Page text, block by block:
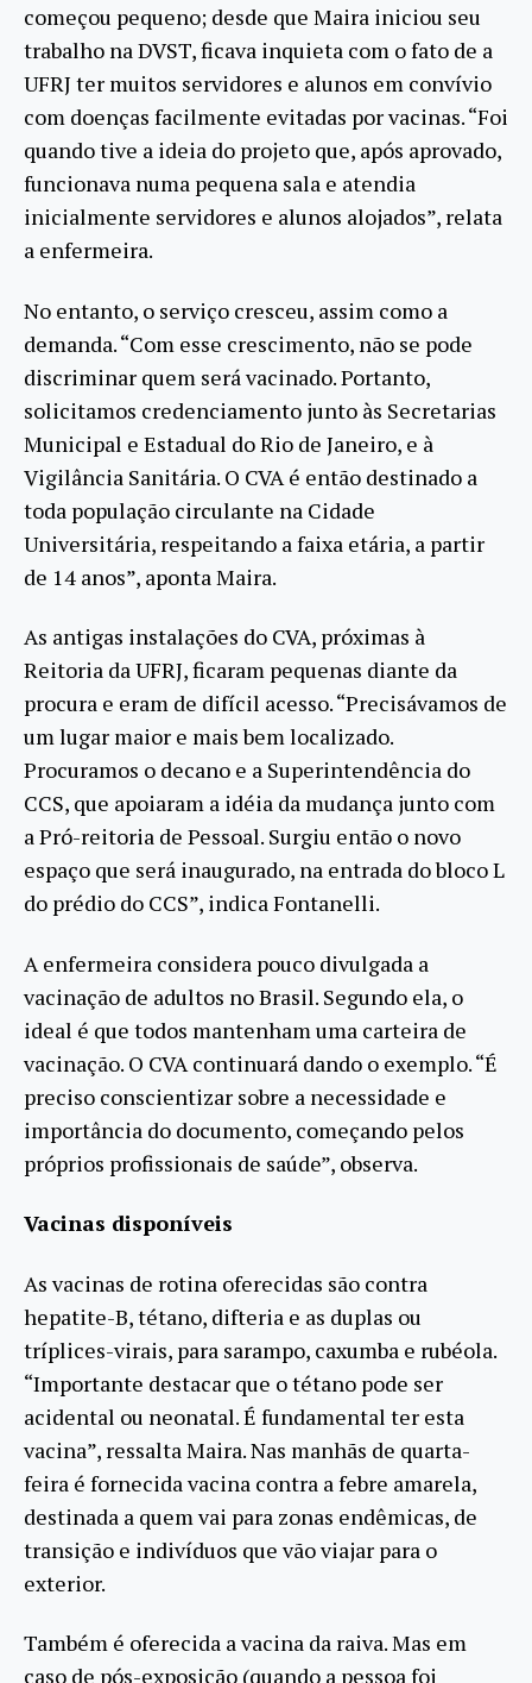
começou pequeno; desde que Maira iniciou seu
trabalho na DVST, ficava inquieta com o fato de a
UFRJ ter muitos servidores e alunos em convívio
com doenças facilmente evitadas por vacinas. “Foi
quando tive a ideia do projeto que, após aprovado,
funcionava numa pequena sala e atendia
inicialmente servidores e alunos alojados”, relata
a enfermeira.
No entanto, o serviço cresceu, assim como a
demanda. “Com esse crescimento, não se pode
discriminar quem será vacinado. Portanto,
solicitamos credenciamento junto às Secretarias
Municipal e Estadual do Rio de Janeiro, e à
Vigilância Sanitária. O CVA é então destinado a
toda população circulante na Cidade
Universitária, respeitando a faixa etária, a partir
de 14 anos”, aponta Maira.
As antigas instalações do CVA, próximas à
Reitoria da UFRJ, ficaram pequenas diante da
procura e eram de difícil acesso. “Precisávamos de
um lugar maior e mais bem localizado.
Procuramos o decano e a Superintendência do
CCS, que apoiaram a idéia da mudança junto com
a Pró-reitoria de Pessoal. Surgiu então o novo
espaço que será inaugurado, na entrada do bloco L
do prédio do CCS”, indica Fontanelli.
A enfermeira considera pouco divulgada a
vacinação de adultos no Brasil. Segundo ela, o
ideal é que todos mantenham uma carteira de
vacinação. O CVA continuará dando o exemplo. “É
preciso conscientizar sobre a necessidade e
importância do documento, começando pelos
próprios profissionais de saúde”, observa.
Vacinas disponíveis
As vacinas de rotina oferecidas são contra
hepatite-B, tétano, difteria e as duplas ou
tríplices-virais, para sarampo, caxumba e rubéola.
“Importante destacar que o tétano pode ser
acidental ou neonatal. É fundamental ter esta
vacina”, ressalta Maira. Nas manhãs de quarta-
feira é fornecida vacina contra a febre amarela,
destinada a quem vai para zonas endêmicas, de
transição e indivíduos que vão viajar para o
exterior.
Também é oferecida a vacina da raiva. Mas em
caso de pós-exposição (quando a pessoa foi